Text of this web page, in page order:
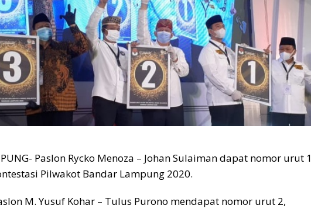
Paslon Rycko Menoza – Johan Sulaiman dapat nomor urut 1
Pilwakot Bandar Lampung 2020.
M. Yusuf Kohar – Tulus Purono mendapat nomor urut 2,